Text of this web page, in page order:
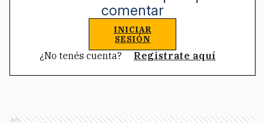
comentar
INICIAR
SESIÓN
¿No tenés cuenta? Registrate aquí
Ads